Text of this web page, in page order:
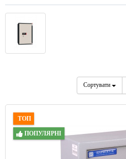
Сортувати
ТОП
ПОПУЛЯРНІ